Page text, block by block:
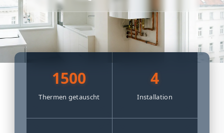
1500
Thermen getauscht
4
Installation